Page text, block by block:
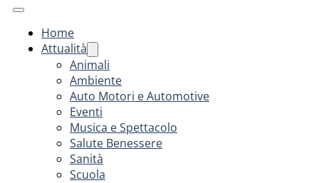
Home
Attualità
Animali
Ambiente
Auto Motori e Automotive
Eventi
Musica e Spettacolo
Salute Benessere
Sanità
Scuola